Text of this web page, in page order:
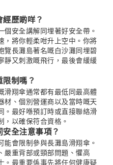
歷啲咩？
安全講解同埋著好安全帶。
，將你輕柔咁升上空中。你將
覽長灘島著名嘅白沙灘同埋碧
靜又刺激嘅飛行，最後會緩緩
制嗎？
滑翔傘通常都有最低同最高體
材、個別營運商以及當時嘅天
。最好喺預訂時或直接聯絡滑
，以確保符合資格。
全注意事項？
會限制參與長灘島滑翔傘。
嚴重背部或頸部問題、懼高
。最重要係事先將任何健康疑